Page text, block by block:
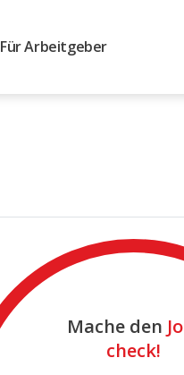
Für Arbeitgeber
Mache den
check!